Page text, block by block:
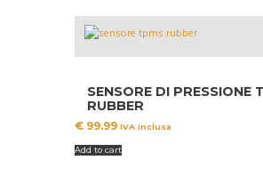
SENSORE DI PRESSIONE
RUBBER
€ 99.99 IVA inclusa
Add to cart